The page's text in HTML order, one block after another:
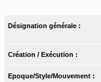
Désignation générale :
Création / Exécution :
Epoque/Style/Mouvement :